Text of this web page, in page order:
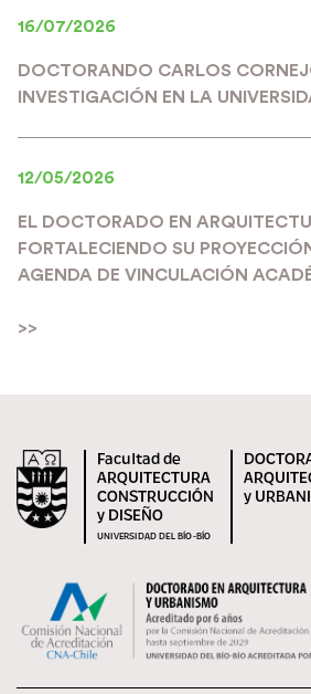
16/07/2026
DOCTORANDO CARLOS
INVESTIGACIÓN EN LA
12/05/2026
EL DOCTORADO EN
FORTALECIENDO SU
AGENDA DE VINCULACIÓN
>>
Facultad de
ARQUITECTURA
CONSTRUCCIÓN
y DISEÑO
UNIVERSIDAD DEL BÍO-BÍO
y